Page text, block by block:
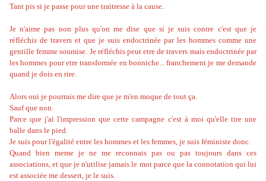
Tant pis si je passe pour une traitresse à la cause.
Je n'aime pas non plus qu'on me dise que si je suis contre c'est que je
réfléchis de travers et que je suis endoctrinée par les hommes comme une
gentille femme soumise. Je réfléchis peut etre de travers mais endoctrinée par
les hommes pour etre transformée en bonniche... franchement je me demande
quand je dois en rire.
Alors oui je pourrais me dire que je m'en moque de tout ça.
Sauf que non.
Parce que j'ai l'impression que cette campagne c'est à moi qu'elle tire une
balle dans le pied.
Je suis pour l'égalité entre les hommes et les femmes, je suis féministe donc.
Quand bien meme je ne me reconnais pas ou pas toujours dans ces
associations, et que je n'utilise jamais le mot parce que la connotation qui lui
est associée me dessert, je le suis.